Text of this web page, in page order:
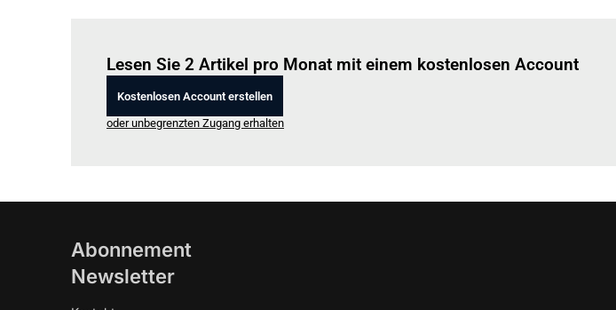
Lesen Sie 2 Artikel pro Monat mit einem kostenlosen Account
Kostenlosen Account erstellen
oder unbegrenzten Zugang erhalten
Abonnement
Newsletter